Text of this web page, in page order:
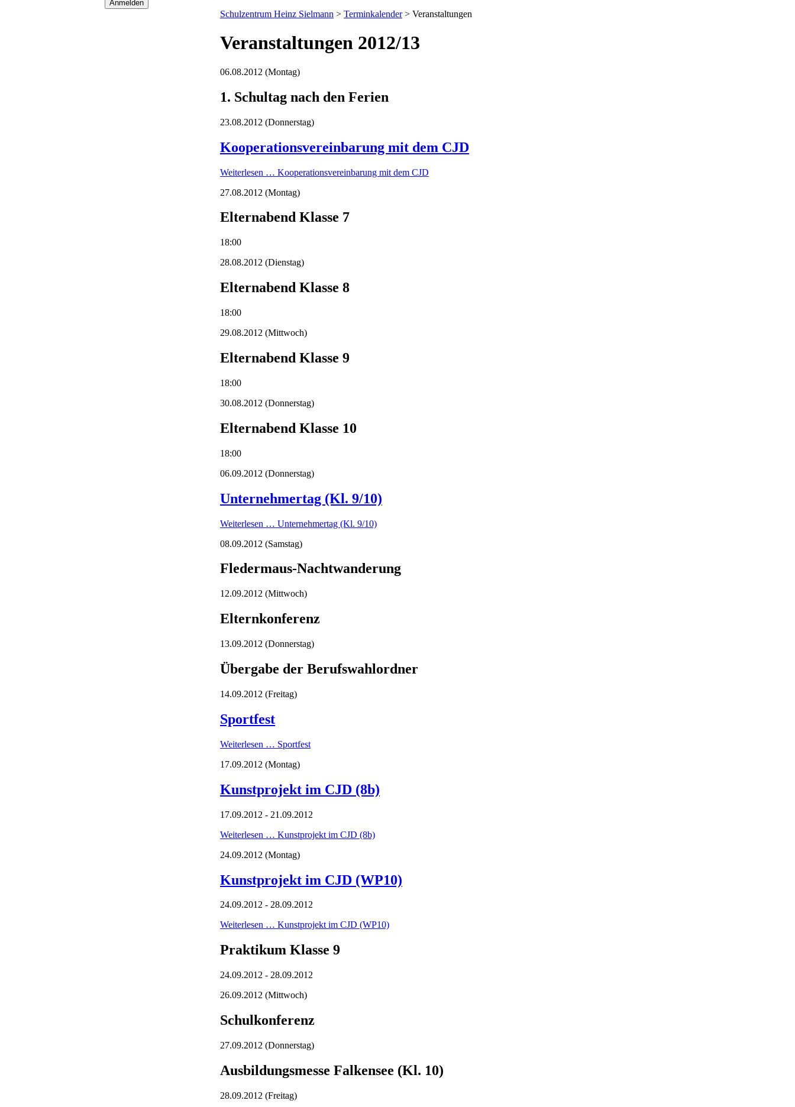
Schulzentrum Heinz Sielmann > Terminkalender> Veranstaltungen
Veranstaltungen 2012/13
06.08.2012 (Montag)
1. Schultag nach den Ferien
23.08.2012 (Donnerstag)
Kooperationsvereinbarung mit dem CJD
Weiterlesen … Kooperationsvereinbarung mit dem CJD
27.08.2012 (Montag)
Elternabend Klasse 7
18:00
28.08.2012 (Dienstag)
Elternabend Klasse 8
18:00
29.08.2012 (Mittwoch)
Elternabend Klasse 9
18:00
30.08.2012 (Donnerstag)
Elternabend Klasse 10
18:00
06.09.2012 (Donnerstag)
Unternehmertag (Kl. 9/10)
Weiterlesen … Unternehmertag (Kl. 9/10)
08.09.2012 (Samstag)
Fledermaus-Nachtwanderung
12.09.2012 (Mittwoch)
Elternkonferenz
13.09.2012 (Donnerstag)
Übergabe der Berufswahlordner
14.09.2012 (Freitag)
Sportfest
Weiterlesen … Sportfest
17.09.2012 (Montag)
Kunstprojekt im CJD (8b)
17.09.2012 - 21.09.2012
Weiterlesen … Kunstprojekt im CJD (8b)
24.09.2012 (Montag)
Kunstprojekt im CJD (WP10)
24.09.2012 - 28.09.2012
Weiterlesen … Kunstprojekt im CJD (WP10)
Praktikum Klasse 9
24.09.2012 - 28.09.2012
26.09.2012 (Mittwoch)
Schulkonferenz
27.09.2012 (Donnerstag)
Ausbildungsmesse Falkensee (Kl. 10)
28.09.2012 (Freitag)